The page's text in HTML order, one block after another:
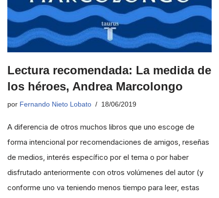
Lectura recomendada: La medida de
los héroes, Andrea Marcolongo
por Fernando Nieto Lobato 18/06/2019
A diferencia de otros muchos libros que uno escoge de
forma intencional por recomendaciones de amigos, reseñas
de medios, interés específico por el tema o por haber
disfrutado anteriormente con otros volúmenes del autor (y
conforme uno va teniendo menos tiempo para leer, estas